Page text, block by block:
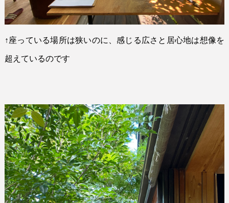
↑ 座っている場所は狭いのに、感じる広さと居心地は想像を
超えているのです